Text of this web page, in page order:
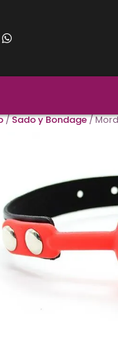
/Sado y Bondage/